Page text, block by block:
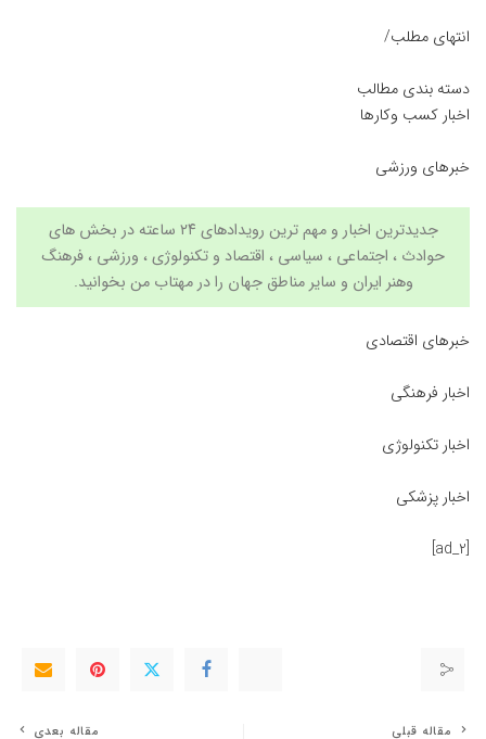
انتهای مطلب/
دسته بندی مطالب
اخبار کسب وکارها
خبرهای ورزشی
جدیدترین اخبار و مهم ترین رویدادهای ۲۴ ساعته در بخش های
حوادث ، اجتماعی ، سیاسی ، اقتصاد و تکنولوژی، ورزشی ، فرهنگ
وهنر ایران و سایر مناطق جهان را در مهتاب من بخوانید.
خبرهای اقتصادی
اخبار فرهنگی
اخبار تکنولوژی
اخبار پزشکی
[ad_2]
مقاله قبلی مقاله بعدی